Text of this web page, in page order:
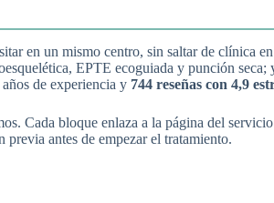
en un mismo centro, sin saltar de clínica
EPTE ecoguiada y punción
de experiencia y 744 reseñas con 4,9
Cada bloque enlaza a la página del
antes de empezar el tratamiento.